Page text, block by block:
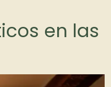
en las